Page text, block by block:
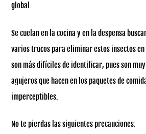
global.
Se cuelan en la cocina y en la despensa
varios trucos para eliminar estos insectos
son más difíciles de identificar, pues son
agujeros que hacen en los paquetes de
imperceptibles.
No te pierdas las siguientes precauciones: